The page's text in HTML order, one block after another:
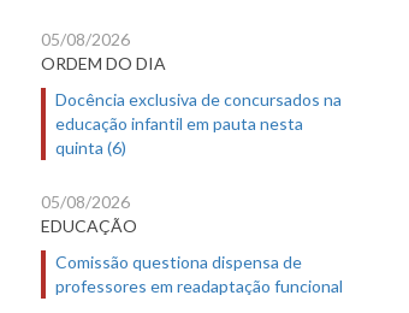
05/08/2026
ORDEM DO DIA
Docência exclusiva de concursados na
educação infantil em pauta nesta
quinta (6)
05/08/2026
EDUCAÇÃO
Comissão questiona dispensa de
professores em readaptação funcional